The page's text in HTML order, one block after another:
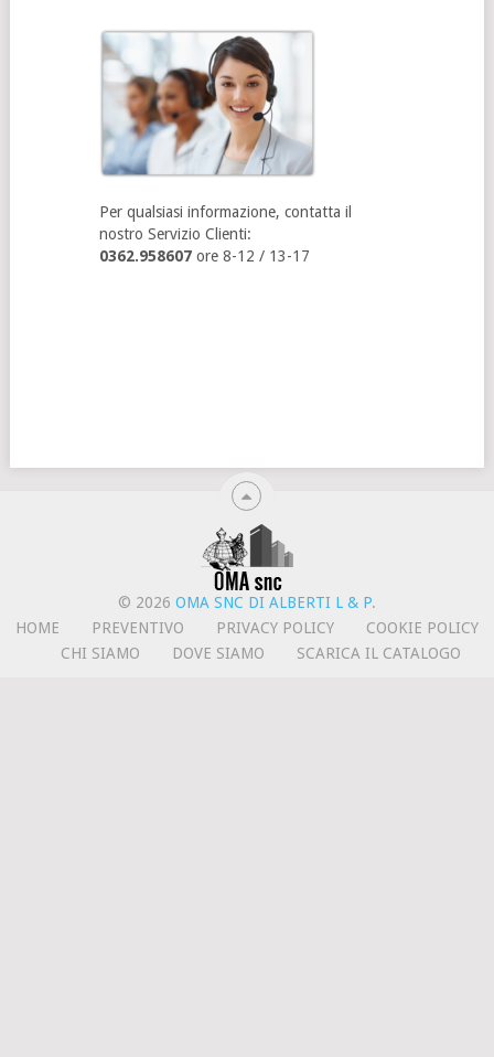
Per qualsiasi informazione, contatta il
nostro Servizio Clienti:
0362.958607ore 8-12 / 13-17
© 2026 OMA SNC DI ALBERTI L & P.
HOME
PREVENTIVO PRIVACY POLICY
COOKIE POLICY
CHI SIAMO
DOVE SIAMO SCARICA IL CATALOGO